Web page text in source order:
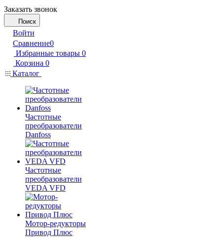
Заказать звонок
Поиск
Войти
Сравнение0
Избранные товары 0
Корзина 0
Каталог
Частотные
преобразователи
Danfoss
Частотные
преобразователи
VEDA VFD
Мотор-редукторы
Привод Плюс